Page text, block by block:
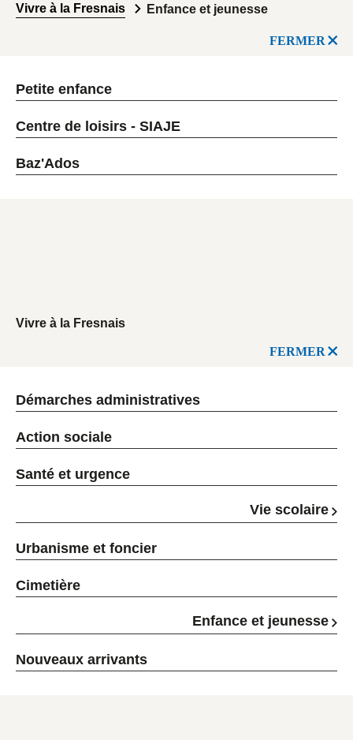
Vivre à la Fresnais Enfance et jeunesse
FERMER
Petite enfance
Centre de loisirs - SIAJE
Baz'Ados
Vivre à la Fresnais
FERMER
Démarches administratives
Action sociale
Santé et urgence
Vie scolaire
Urbanisme et foncier
Cimetière
Enfance et jeunesse
Nouveaux arrivants